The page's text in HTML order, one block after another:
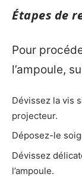
Étapes de
Pour
l’ampoule,
Dévissez la vis
projecteur.
Déposez-le
Dévissez
l’ampoule.